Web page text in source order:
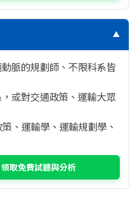
▼
脈的規劃師、不限科系皆
或對交通政策、運輸大眾
、運輸學、運輸規劃學、
取免費試聽與分析